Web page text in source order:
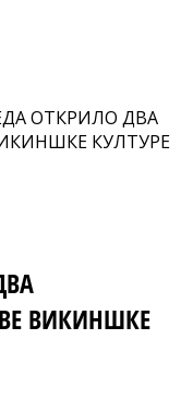
ОТКРИЛО ДВА
КУЛТУРЕ
ВИКИНШКЕ